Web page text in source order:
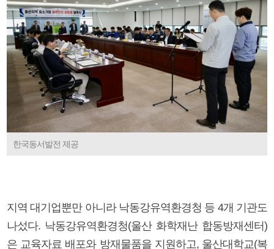
한국동서발전 제공
지역 대기업뿐만 아니라 낙동강유역환경청 등 4개 기관도
나섰다. 낙동강유역환경청(울산 화학재난 합동방재센터)
은 교육자료 배포와 방재물품을 지원하고, 울산대학교(복